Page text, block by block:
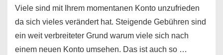
Viele sind mit Ihrem momentanen Konto unzufrieden
da sich vieles verändert hat. Steigende Gebühren sind
ein weit verbreiteter Grund warum viele sich nach
einem neuen Konto umsehen. Das ist auch so …